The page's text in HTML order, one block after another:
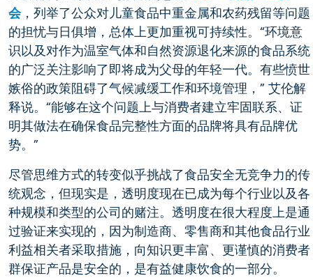
会，列举了公众对儿童食品中重金属和农药残留等问题
的担忧与日俱增，总体上更加重视可持续性。“环境意
识以及对作为温室气体和自然资源退化来源的食品系统
的广泛关注影响了即将成为父母的年轻一代。有些愤世
嫉俗的政策阻碍了气候减缓工作和环境管理，” 艾伦解
释说。“能够在这个问题上与消费者建立牢固联系、证
明其做法在确保食品完整性方面的品牌将具有品牌优
势。”
尽管思维方式的转变似乎挑战了食品安全无竞争力的传
统观念，但现实是，透明度现在已成为每个行业以及各
种规模和类型的公司的赌注。透明度在很大程度上是通
过验证来实现的，因为制造商、零售商和其他食品行业
利益相关者采取措施，向知识更丰富、更谨慎的消费者
群保证产品是安全的，是有益健康饮食的一部分。